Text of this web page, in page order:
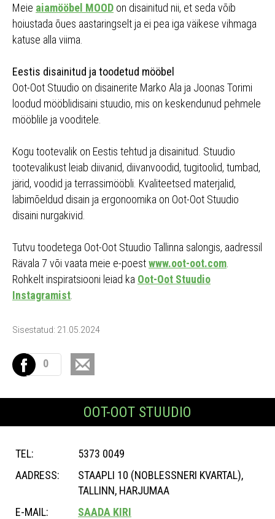
Meie aiamööbel MOOD on disainitud nii, et seda võib
hoiustada õues aastaringselt ja ei pea iga väikese vihmaga
katuse alla viima.
Eestis disainitud ja toodetud mööbel
Oot-Oot Stuudio on disainerite Marko Ala ja Joonas Torimi
loodud mööblidisaini stuudio, mis on keskendunud pehmele
mööblile ja vooditele.
Kogu tootevalik on Eestis tehtud ja disainitud. Stuudio
tootevalikust leiab diivanid, diivanvoodid, tugitoolid, tumbad,
järid, voodid ja terrassimööbli. Kvaliteetsed materjalid,
läbimõeldud disain ja ergonoomika on Oot-Oot Stuudio
disaini nurgakivid.
Tutvu toodetega Oot-Oot Stuudio Tallinna salongis, aadressil
Rävala 7 või vaata meie e-poestwww.oot-oot.com
Rohkelt inspiratsiooni leiad ka Oot-Oot Stuudio
Instagramist
Sisestatud: 21.05.2024
0
OOT-OOT STUUDIO
TEL:
5373 0049
AADRESS:
STAAPLI 10 (NOBLESSNERI KVARTAL),
TALLINN, HARJUMAA
E-MAIL:
SAADA KIRI